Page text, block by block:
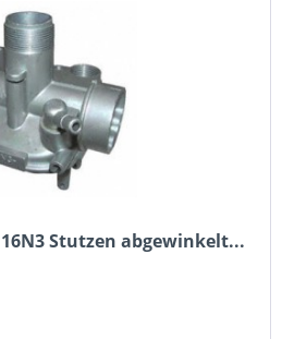
Stutzen abgewinkelt...